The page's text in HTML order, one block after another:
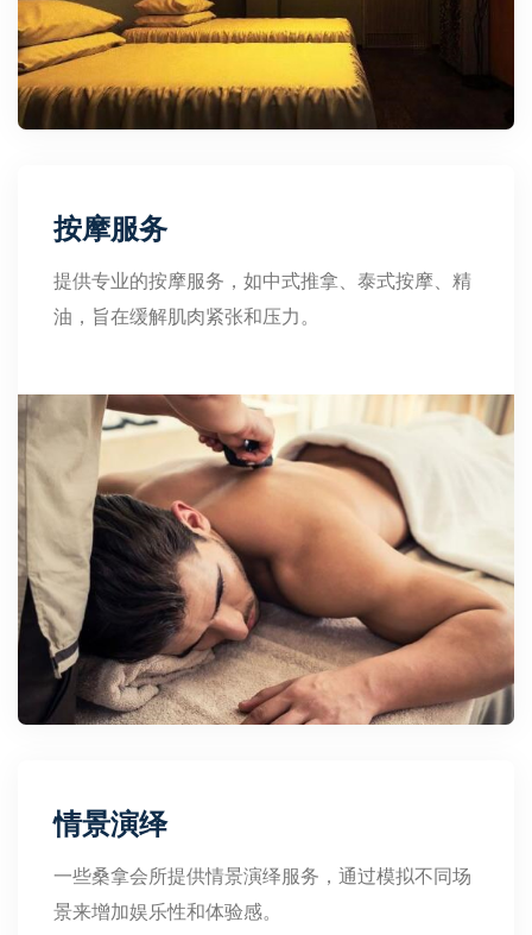
按摩服务
提供专业的按摩服务，如中式推拿、泰式按摩、精
油，旨在缓解肌肉紧张和压力。
情景演绎
一些桑拿会所提供情景演绎服务，通过模拟不同场
景来增加娱乐性和体验感。